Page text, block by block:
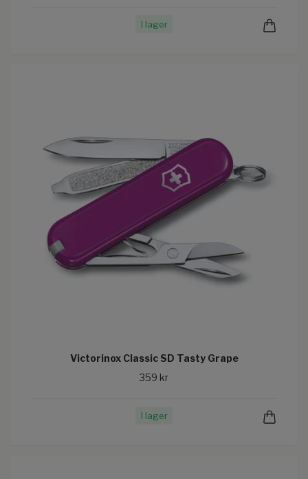
I lager
Victorinox Classic SD Tasty Grape
359 kr
I lager